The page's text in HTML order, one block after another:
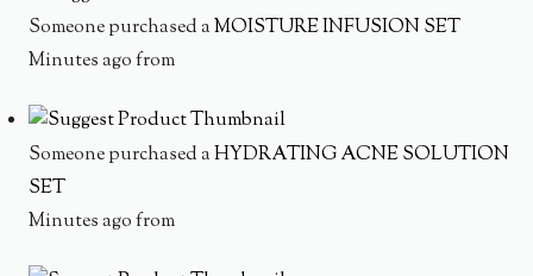
Someone purchased aMOISTURE INFUSION SET
Minutes ago from
Someone purchased aHYDRATING ACNE SOLUTION
SET
Minutes ago from